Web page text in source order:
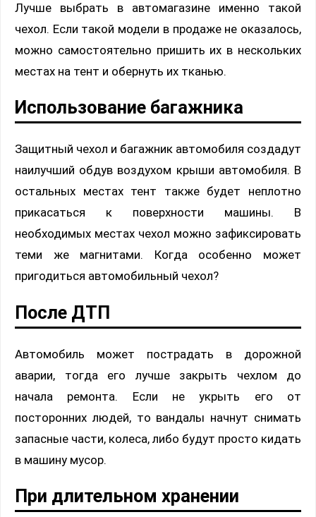
Лучше выбрать в автомагазине именно такой
чехол. Если такой модели в продаже не оказалось,
можно самостоятельно пришить их в нескольких
местах на тент и обернуть их тканью.
Использование багажника
Защитный чехол и багажник автомобиля создадут
наилучший обдув воздухом крыши автомобиля. В
остальных местах тент также будет неплотно
прикасаться к поверхности машины. В
необходимых местах чехол можно зафиксировать
теми же магнитами. Когда особенно может
пригодиться автомобильный чехол?
После ДТП
Автомобиль может пострадать в дорожной
аварии, тогда его лучше закрыть чехлом до
начала ремонта. Если не укрыть его от
посторонних людей, то вандалы начнут снимать
запасные части, колеса, либо будут просто кидать
в машину мусор.
При длительном хранении